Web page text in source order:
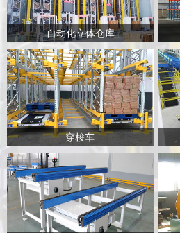
自动化立体仓库
穿梭车